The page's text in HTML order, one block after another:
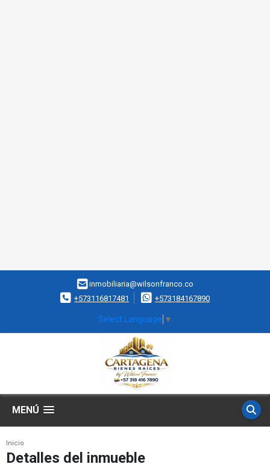
inmobiliaria@wilsonfranco.co
+573116817481
+573184167890
Select Language ▼
MENÚ
Inicio
Detalles del inmueble